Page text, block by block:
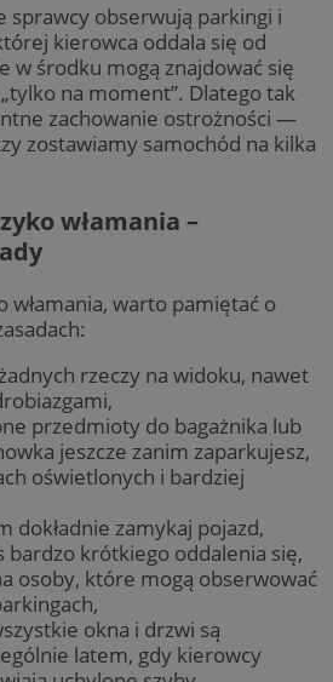
sprawcy obserwują parkingi i
kierowca oddala się od
w środku mogą znajdować się
na moment”. Dlatego tak
zachowanie ostrożności —
zostawiamy samochód na kilka
włamania –
włamania, warto pamiętać o
rzeczy na widoku, nawet
przedmioty do bagażnika lub
jeszcze zanim zaparkujesz,
oświetlonych i bardziej
dokładnie zamykaj pojazd,
bardzo krótkiego oddalenia się,
osoby, które mogą obserwować
okna i drzwi są
latem, gdy kierowcy